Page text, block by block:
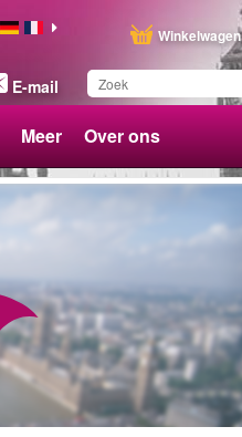
E-mail
Winkelwagen
Meer Over ons
Dit product is
toegevoegd aan uw